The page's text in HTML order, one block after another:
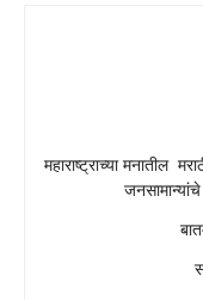
महाराष्ट्राच्या मनातील